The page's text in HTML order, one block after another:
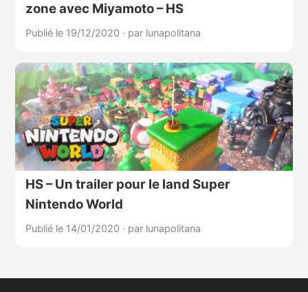
zone avec Miyamoto – HS
Publié le 19/12/2020 · par lunapolitana
HS – Un trailer pour le land Super
Nintendo World
Publié le 14/01/2020 · par lunapolitana